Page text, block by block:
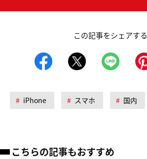
この記事をシェアする
iPhone スマホ 国内
こちらの記事もおすすめ